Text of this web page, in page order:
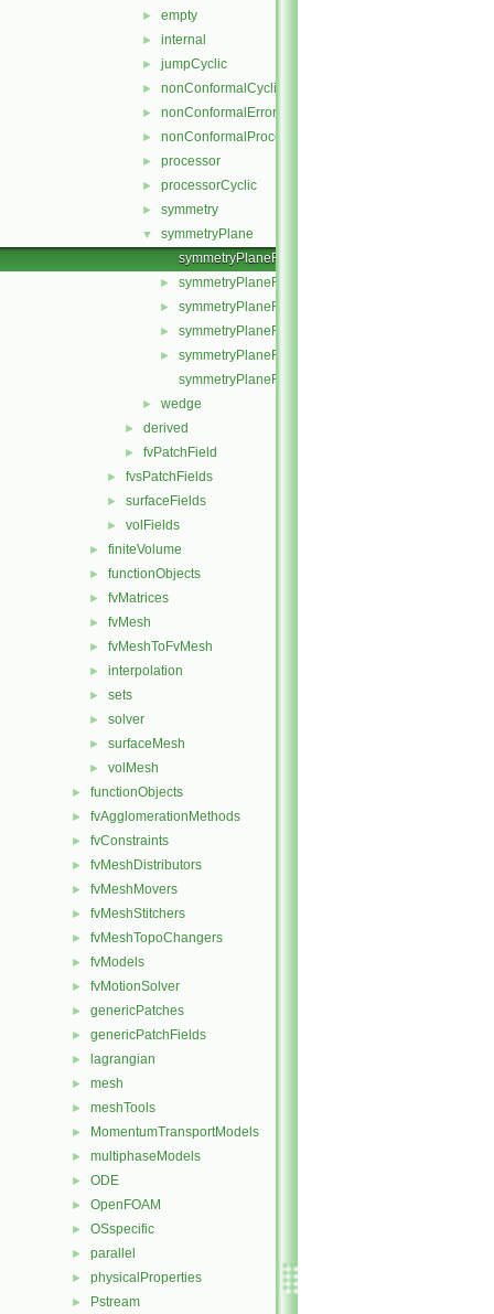
► empty
► internal
► jumpCyclic
► nonConformalCyclic
► nonConformalError
► nonConformalProcessorCyclic
► processor
► processorCyclic
► symmetry
▼
symmetryPlane
symmetryPlaneFvPatchField.C
► symmetryPlaneFvPatchField.H
► symmetryPlaneFvPatchFields.C
► symmetryPlaneFvPatchFields.H
►
symmetryPlaneFvPatchFieldsFwd.H
symmetryPlaneFvPatchScalarField.C
► wedge
► derived
► fvPatchField
► fvsPatchFields
► surfaceFields
► volFields
► finiteVolume
► functionObjects
► fvMatrices
► fvMesh
► fvMeshToFvMesh
► interpolation
► sets
► solver
► surfaceMesh
► volMesh
► functionObjects
► fvAgglomerationMethods
► fvConstraints
► fvMeshDistributors
► fvMeshMovers
► fvMeshStitchers
► fvMeshTopoChangers
► fvModels
► fvMotionSolver
► genericPatches
► genericPatchFields
► lagrangian
► mesh
► meshTools
► MomentumTransportModels
► multiphaseModels
► ODE
► OpenFOAM
► OSspecific
► parallel
► physicalProperties
► Pstream